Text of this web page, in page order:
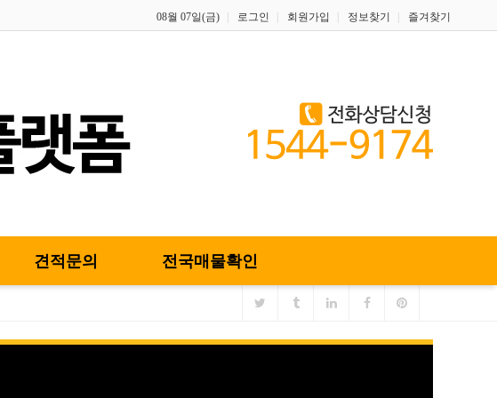
08월 07일(금) 로그인 회원가입 정보찾기 즐겨찾기
견적문의 전국매물확인